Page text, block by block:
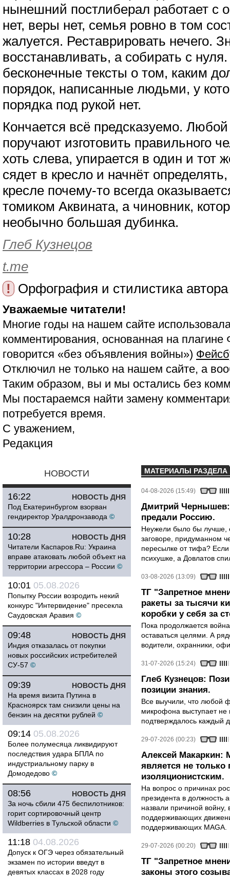
нынешний постлиберал работает с
нет, веры нет, семья ровно в том
жалуется. Реставрировать нечего.
восстанавливать, а собирать с
бесконечные тексты о том, каким
порядок, написанные людьми, у
порядка под рукой нет.
Кончается всё предсказуемо. Любой
поручают изготовить правильного
хоть слева, упирается в один и тот
сядет в кресло и начнёт
кресле почему-то всегда
томиком Аквината, а чиновник,
необычно большая дубинка.
Глеб Кузнецов
t.me
!
Орфография и стилистика
Уважаемые читатели!
Многие годы на нашем сайте
комментирования, основанная на
говорится «без объявления войны»)
Отключил не только на нашем сайте, а
Таким образом, вы и мы остались без
Мы постараемся найти замену
потребуется время.
С уважением,
Редакция
НОВОСТИ
НОВОСТЬ ДНЯ
16:22
Под Екатеринбургом взорван
гендиректор Уралдронзавода ©
НОВОСТЬ ДНЯ
10:28
Читатели Каспаров.Ru: Украина
вправе атаковать любой объект на
территории агрессора – России ©
10:01 05.08.2026
Попытку России возродить некий
конкурс "Интервидение" пресекла
Саудовская Аравия ©
НОВОСТЬ ДНЯ
09:48
Индия отказалась от покупки
новых российских истребителей
СУ-57 ©
НОВОСТЬ ДНЯ
09:39
На время визита Путина в
Красноярск там снизили цены на
бензин на десятки рублей ©
09:14 05.08.2026
Более полумесяца ликвидируют
последствия удара БПЛА по
индустриальному парку в
Домодедово ©
НОВОСТЬ ДНЯ
08:56
За ночь сбили 475 беспилотников:
горит сортировочный центр
Wildberries в Тульской области ©
11:18 04.08.2026
Допуск к ОГЭ через обязательный
экзамен по истории введут в
девятых классах в 2028 году
МАТЕРИАЛЫ РАЗДЕЛА
04-08-2026 (15:49)
Дмитрий Чернышев:
предали Россию.
Неужели было бы лучше,
заговоре, придуманном
пересылке от тифа?
психушке, а Довлатов
03-08-2026 (13:09)
ТГ "Запретное
ракеты за тысячи
коробки у себя за
Пока продолжается
оставаться целями. А
водители, охранники,
31-07-2026 (15:24)
Глеб Кузнецов:
позиции знания.
Все выучили, что любой
микрофона выступает не
подтверждалось каждый
29-07-2026 (00:23)
Алексей Макаркин:
является не только
изоляционистским.
На вопрос о причинах
президента в должность
назвали причиной войну,
поддерживающих
поддерживающих MAGA.
29-07-2026 (00:20)
ТГ "Запретное
законы этого